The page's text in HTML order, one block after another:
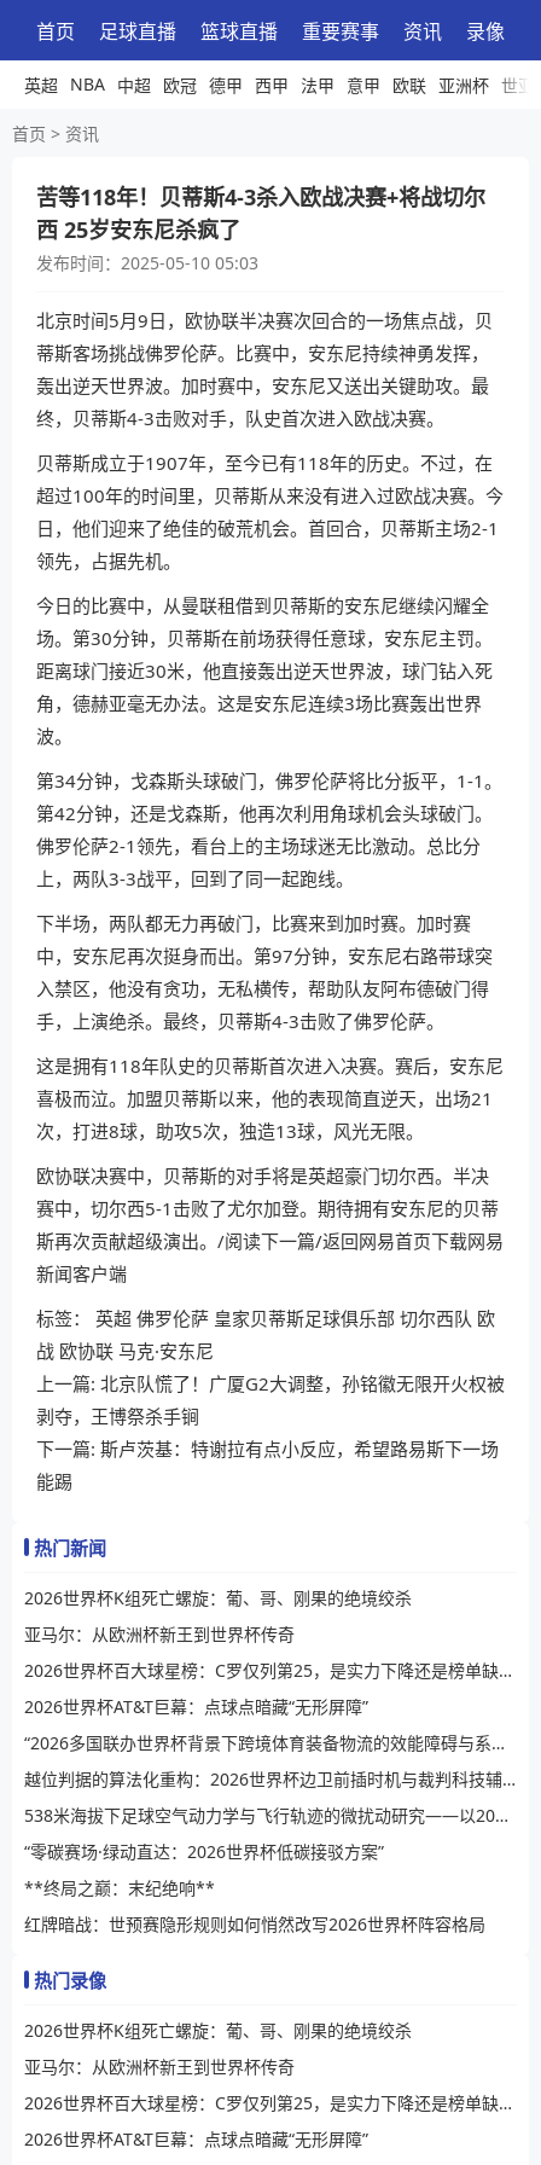
首页 足球直播 篮球直播 重要赛事 资讯 录像
英超 NBA 中超 欧冠 德甲 西甲 法甲 意甲 欧联 亚洲杯 世亚
首页 > 资讯
苦等118年！贝蒂斯4-3杀入欧战决赛+将战切尔
西 25岁安东尼杀疯了
发布时间： 2025-05-10 05:03
北京时间5月9日，欧协联半决赛次回合的一场焦点战，贝
蒂斯客场挑战佛罗伦萨。比赛中，安东尼持续神勇发挥，
轰出逆天世界波。加时赛中，安东尼又送出关键助攻。最
终，贝蒂斯4-3击败对手，队史首次进入欧战决赛。
贝蒂斯成立于1907年，至今已有118年的历史。不过，在
超过100年的时间里，贝蒂斯从来没有进入过欧战决赛。今
日，他们迎来了绝佳的破荒机会。首回合，贝蒂斯主场2-1
领先，占据先机。
今日的比赛中，从曼联租借到贝蒂斯的安东尼继续闪耀全
场。第30分钟，贝蒂斯在前场获得任意球，安东尼主罚。
距离球门接近30米，他直接轰出逆天世界波，球门钻入死
角，德赫亚毫无办法。这是安东尼连续3场比赛轰出世界
波。
第34分钟，戈森斯头球破门，佛罗伦萨将比分扳平，1-1。
第42分钟，还是戈森斯，他再次利用角球机会头球破门。
佛罗伦萨2-1领先，看台上的主场球迷无比激动。总比分
上，两队3-3战平，回到了同一起跑线。
下半场，两队都无力再破门，比赛来到加时赛。加时赛
中，安东尼再次挺身而出。第97分钟，安东尼右路带球突
入禁区，他没有贪功，无私横传，帮助队友阿布德破门得
手，上演绝杀。最终，贝蒂斯4-3击败了佛罗伦萨。
这是拥有118年队史的贝蒂斯首次进入决赛。赛后，安东尼
喜极而泣。加盟贝蒂斯以来，他的表现简直逆天，出场21
次，打进8球，助攻5次，独造13球，风光无限。
欧协联决赛中，贝蒂斯的对手将是英超豪门切尔西。半决
赛中，切尔西5-1击败了尤尔加登。期待拥有安东尼的贝蒂
斯再次贡献超级演出。/阅读下一篇/返回网易首页下载网易
新闻客户端
标签： 英超 佛罗伦萨 皇家贝蒂斯足球俱乐部 切尔西队 欧
战 欧协联 马克·安东尼
上一篇: 北京队慌了！广厦G2大调整，孙铭徽无限开火权被
剥夺，王博祭杀手锏
下一篇: 斯卢茨基：特谢拉有点小反应，希望路易斯下一场
能踢
热门新闻
2026世界杯K组死亡螺旋：葡、哥、刚果的绝境绞杀
亚马尔：从欧洲杯新王到世界杯传奇
2026世界杯百大球星榜：C罗仅列第25，是实力下降还是榜单缺乏公信力？
2026世界杯AT&T巨幕：点球点暗藏“无形屏障”
“2026多国联办世界杯背景下跨境体育装备物流的效能障碍与系统性提升路径”
越位判据的算法化重构：2026世界杯边卫前插时机与裁判科技辅助决策的演进逻辑
538米海拔下足球空气动力学与飞行轨迹的微扰动研究——以2026世界杯BBVA球场为例
“零碳赛场·绿动直达：2026世界杯低碳接驳方案”
**终局之巅：末纪绝响**
红牌暗战：世预赛隐形规则如何悄然改写2026世界杯阵容格局
热门录像
2026世界杯K组死亡螺旋：葡、哥、刚果的绝境绞杀
亚马尔：从欧洲杯新王到世界杯传奇
2026世界杯百大球星榜：C罗仅列第25，是实力下降还是榜单缺乏公信力？
2026世界杯AT&T巨幕：点球点暗藏“无形屏障”